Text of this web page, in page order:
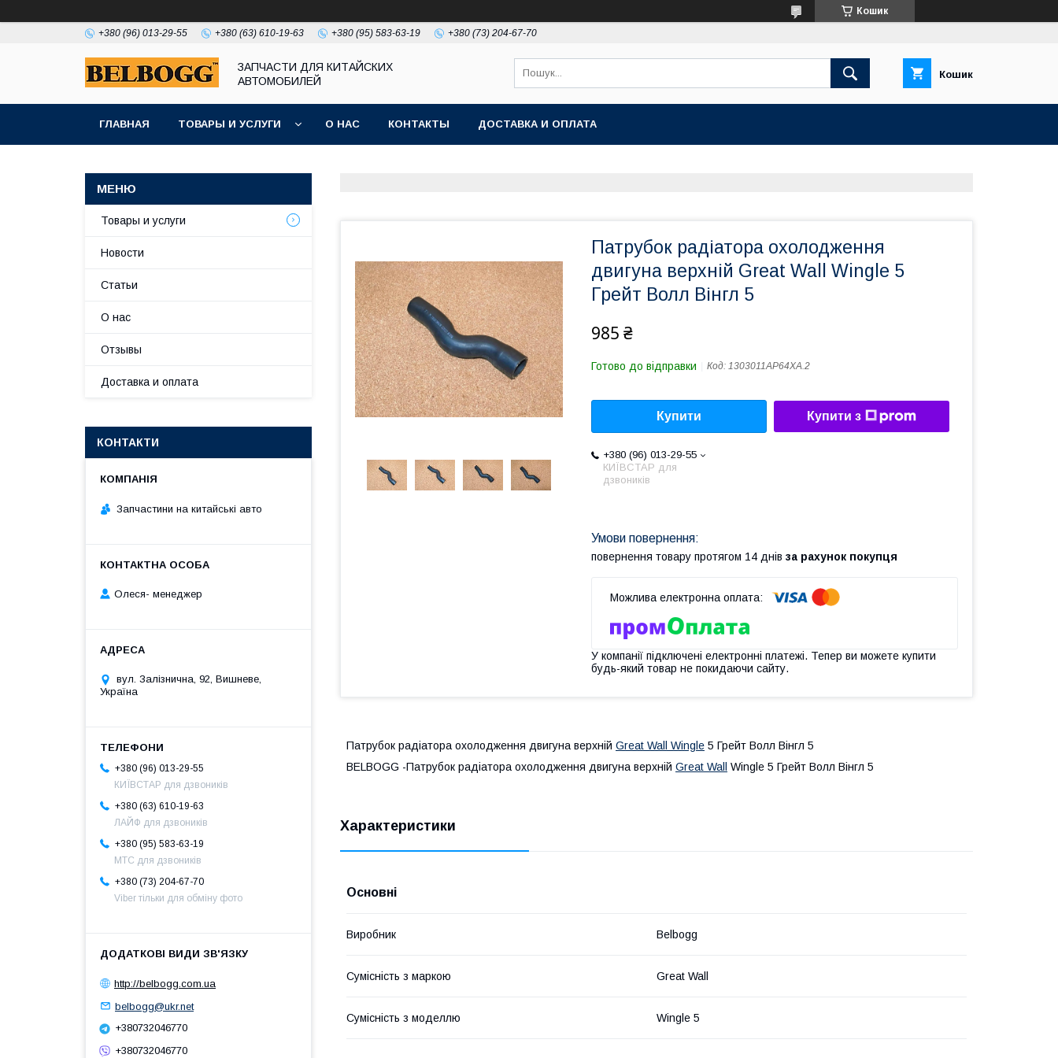
Кошик
+380 (96) 013-29-55 +380 (63) 610-19-63 +380 (95) 583-63-19 +380 (73) 204-67-70
ЗАПЧАСТИ ДЛЯ КИТАЙСКИХ
АВТОМОБИЛЕЙ
Кошик
ГЛАВНАЯ ТОВАРЫ И УСЛУГИ О НАС КОНТАКТЫ ДОСТАВКА И ОПЛАТА
Патрубок радіатора охолодження
двигуна верхній Great Wall Wingle 5
Грейт Волл Вінгл 5
985 ₴
Готово до відправки Код: 1303011AP64XA.2
Купити Купити з
+380 (96) 013-29-55
КИЇВСТАР для
дзвоників
повернення товару протягом 14 днів за рахунок покупця
У компанії підключені електронні платежі. Тепер ви можете купити
будь-який товар не покидаючи сайту.
Патрубок радіатора охолодження двигуна верхній Great Wall Wingle 5 Грейт Волл Вінгл 5
BELBOGG -Патрубок радіатора охолодження двигуна верхній Great Wall Wingle 5 Грейт Волл Вінгл 5
Характеристики
Основні
Виробник Belbogg
Сумісність з маркою Great Wall
Сумісність з моделлю Wingle 5
Товары и услуги
Новости
Статьи
О нас
Отзывы
Доставка и оплата
КОНТАКТИ
Запчастини на китайські авто
Олеся- менеджер
вул. Залізнична, 92, Вишневе,
Україна
+380 (96) 013-29-55
КИЇВСТАР для дзвоників
+380 (63) 610-19-63
ЛАЙФ для дзвоників
+380 (95) 583-63-19
МТС для дзвоників
+380 (73) 204-67-70
Viber тільки для обміну фото
http://belbogg.com.ua
belbogg@ukr.net
+380732046770
+380732046770